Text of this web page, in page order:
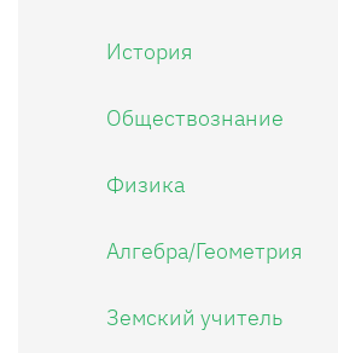
История
Обществознание
Физика
Алгебра/Геометрия
Земский учитель